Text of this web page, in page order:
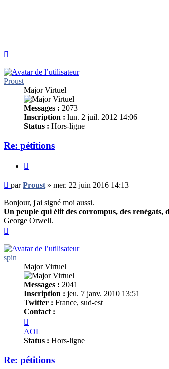
Proust
Major Virtuel
Messages : 2073
Inscription : lun. 2 juil. 2012 14:06
Status : Hors-ligne
Re: pétitions
Message
non
lu
parProust» mer. 22 juin 2016 14:13
Bonjour, j'ai signé moi aussi.
Un peuple qui élit des corrompus, des renégats,
George Orwell.
spin
Major Virtuel
Messages : 2041
Inscription : jeu. 7 janv. 2010 13:51
Twitter : France, sud-est
Contact :
spin
AOL
Status : Hors-ligne
Re: pétitions